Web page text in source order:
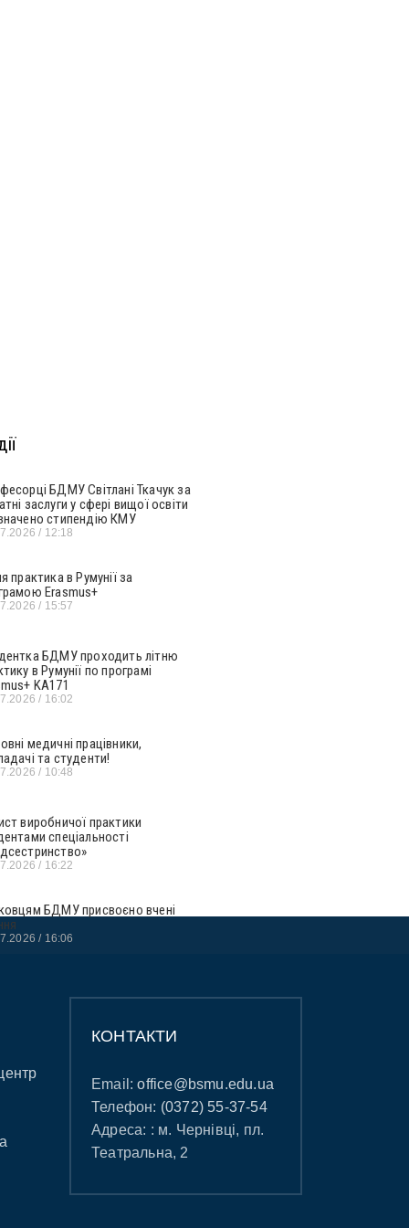
БДМУ Світлані Ткачук за
заслуги у сфері вищої освіти
стипендію КМУ
12:18
практика в Румунії за
Erasmus+
15:57
БДМУ проходить літню
в Румунії по програмі
KA171
16:02
медичні працівники,
та студенти!
10:48
виробничої практики
спеціальності
16:22
БДМУ присвоєно вчені
16:06
КОНТАКТИ
Email:office@bsmu.edu.ua
Телефон: (0372) 55-37-54
Адреса: : м. Чернівці, пл.
Театральна, 2